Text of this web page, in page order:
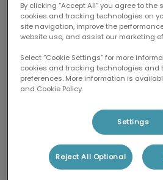
Elefthéria PAPAVASILEIOU,
Michel HUET, 8841, Associé
Louise MELLIN, 41800,
Personnel non vétérinaire :
Prénom Nom Fonction Échelon
By clicking “Accept All” you agree to
cookies and tracking technologies on
site navigation, improve the
website use, and assist our marketing
Select “Cookie Settings” for more
cookies and tracking technologies and
preferences. More information is
and Cookie Policy.
Settings
Reject All Optional